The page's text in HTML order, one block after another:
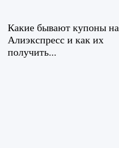
Какие бывают купоны на
Алиэкспресс и как их
получить...